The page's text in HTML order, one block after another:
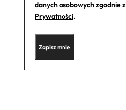
danych osobowych zgodnie z
Prywatności.